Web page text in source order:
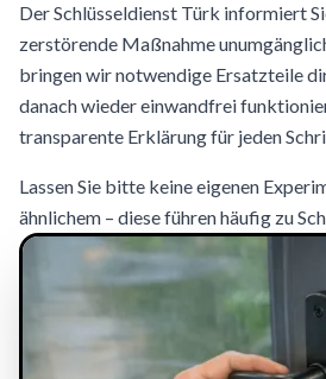
Der Schlüsseldienst Türk informiert
zerstörende Maßnahme
bringen wir notwendige Ersatzteile
danach wieder einwandfrei
transparente Erklärung für jeden
Lassen Sie bitte keine eigenen
ähnlichem – diese führen häufig zu